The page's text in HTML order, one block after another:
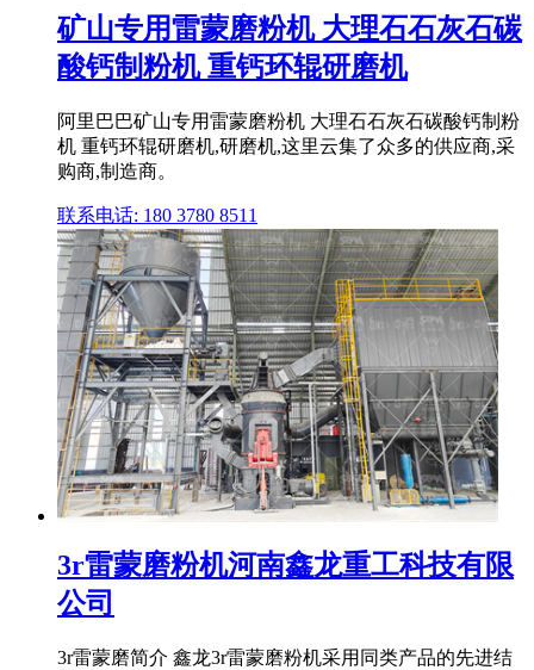
矿山专用雷蒙磨粉机 大理石石灰石碳
酸钙制粉机 重钙环辊研磨机
阿里巴巴矿山专用雷蒙磨粉机 大理石石灰石碳酸钙制粉
机 重钙环辊研磨机,研磨机,这里云集了众多的供应商,采
购商,制造商。
联系电话: 180 3780 8511
3r雷蒙磨粉机河南鑫龙重工科技有限
公司
3r雷蒙磨简介 鑫龙3r雷蒙磨粉机采用同类产品的先进结